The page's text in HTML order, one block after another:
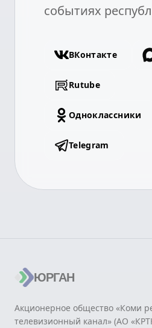
событиях
ВКонтакте
Rutube
Одноклассники
Telegram
ЮРГАН
Акционерное общество «Коми
телевизионный канал» (АО